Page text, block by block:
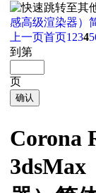
感高级渲染器）
上一页首页1 2345
到第
页
确认
Corona
3dsMax